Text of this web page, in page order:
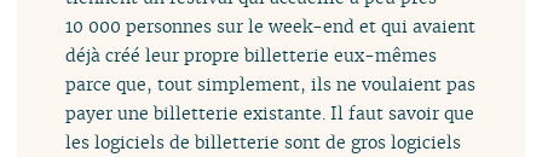
10 000 personnes sur le week-end et qui avaient
déjà créé leur propre billetterie eux-mêmes
parce que, tout simplement, ils ne voulaient pas
payer une billetterie existante. Il faut savoir que
les logiciels de billetterie sont de gros logiciels